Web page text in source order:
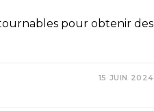
pour obtenir des
15 JUIN 2024